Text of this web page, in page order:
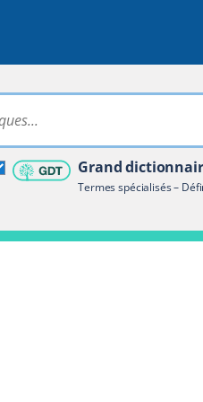
Rechercher dans tout le site
Grand
Termes spécialisés –